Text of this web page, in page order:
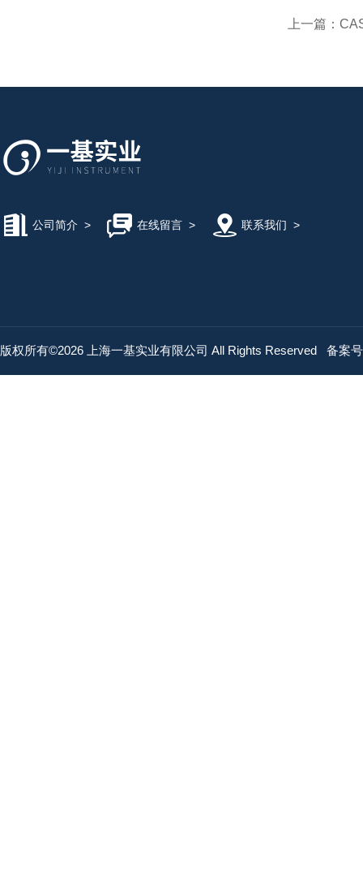
上一篇：
公司简介 > 在线留言> 联系我们 >
版权所有©2026 上海一基实业有限公司 All Rights Reserved 备案